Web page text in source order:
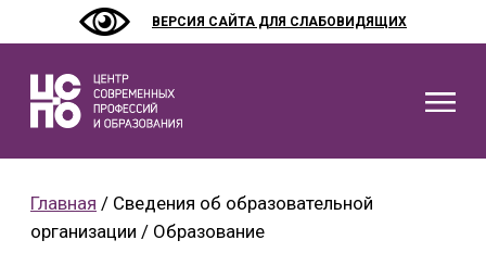
ВЕРСИЯ САЙТА ДЛЯ СЛАБОВИДЯЩИХ
ОБРАЗОВАНИЕ